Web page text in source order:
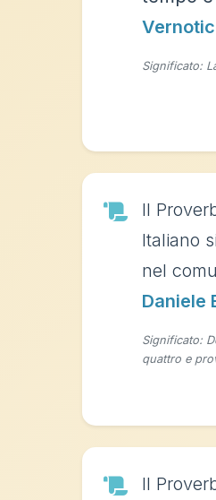
Significato:
Il
Italiano
nel
Daniele
Significato:
quattro e
Il